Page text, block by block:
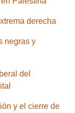
derecha
negras y
del
y el cierre de